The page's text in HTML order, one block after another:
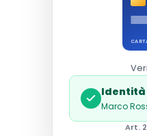
Marco
Art.